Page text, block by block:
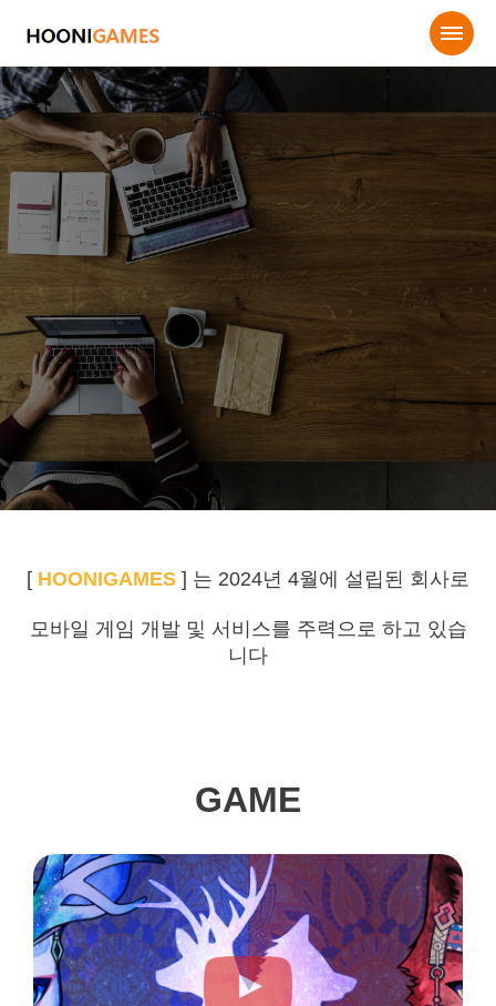
[ HOONIGAMES ] 는 2024년 4월에 설립된 회사로
모바일 게임 개발 및 서비스를 주력으로 하고 있습
니다
GAME